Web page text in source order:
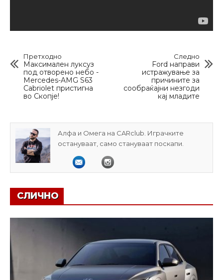
Претходно
Максимален луксуз
под отворено небо -
Mercedes-AMG S63
Cabriolet пристигна
во Скопје!
Следно
Ford направи
истражување за
причините за
сообраќајни незгоди
кај младите
Алфа и Омега на CARclub. Играчките
остануваат, само стануваат поскапи.
СЛИЧНО